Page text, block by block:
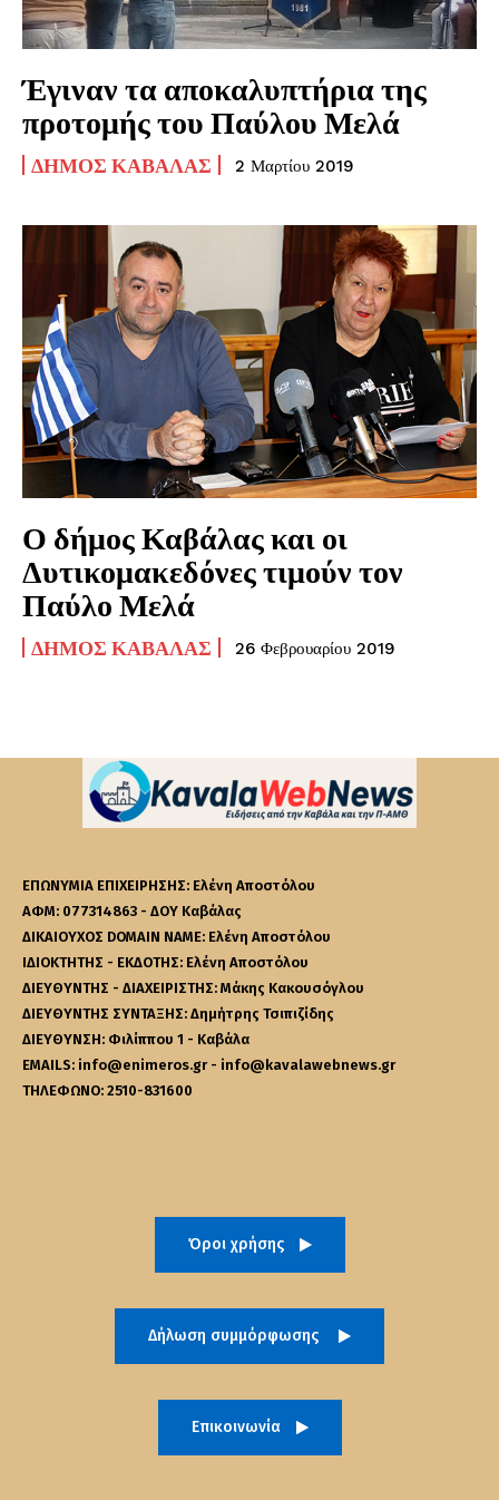
Έγιναν τα αποκαλυπτήρια της
προτομής του Παύλου Μελά
ΔΉΜΟΣ ΚΑΒΆΛΑΣ 2 Μαρτίου 2019
Ο δήμος Καβάλας και οι
Δυτικομακεδόνες τιμούν τον
Παύλο Μελά
ΔΉΜΟΣ ΚΑΒΆΛΑΣ 26 Φεβρουαρίου 2019
ΕΠΩΝΥΜΙΑ ΕΠΙΧΕΙΡΗΣΗΣ: Ελένη Αποστόλου
ΑΦΜ: 077314863 - ΔΟΥ Καβάλας
ΔΙΚΑΙΟΥΧΟΣ DOMAIN NAME: Ελένη Αποστόλου
ΙΔΙΟΚΤΗΤΗΣ - ΕΚΔΟΤΗΣ: Ελένη Αποστόλου
ΔΙΕΥΘΥΝΤΗΣ - ΔΙΑΧΕΙΡΙΣΤΗΣ: Μάκης Κακουσόγλου
ΔΙΕΥΘΥΝΤΗΣ ΣΥΝΤΑΞΗΣ: Δημήτρης Τσιπιζίδης
ΔΙΕΥΘΥΝΣΗ: Φιλίππου 1 - Καβάλα
EMAILS: info@enimeros.gr - info@kavalawebnews.gr
ΤΗΛΕΦΩΝΟ: 2510-831600
Όροι χρήσης
Δήλωση συμμόρφωσης
Επικοινωνία